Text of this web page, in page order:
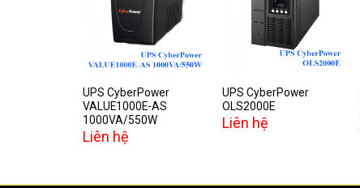
Add to
wishlist
UPS CyberPower
VALUE1000E-AS
1000VA/550W
Liên hệ
Add to
wishlist
UPS CyberPower
OLS2000E
Liên hệ